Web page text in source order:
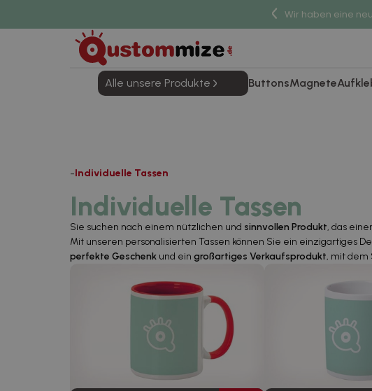
Wir haben eine
Alle unsere Produkte ButtonsMagnete
Individuelle Tassen
Individuelle Tassen
Sie suchen nach einem nützlichen und sinnvollen Produkt, das
Mit unseren personalisierten Tassen können Sie ein einzigartiges
perfekte Geschenk und ein großartiges Verkaufsprodukt, mit dem